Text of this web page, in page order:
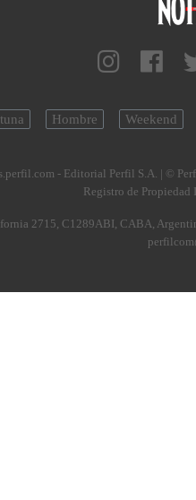
Hombre Weekend
- Editorial Perfil S.A. | ©
Registro de
2715, C1289ABI, CABA,